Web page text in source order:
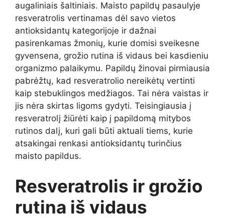
augaliniais šaltiniais. Maisto papildų pasaulyje
resveratrolis vertinamas dėl savo vietos
antioksidantų kategorijoje ir dažnai
pasirenkamas žmonių, kurie domisi sveikesne
gyvensena, grožio rutina iš vidaus bei kasdieniu
organizmo palaikymu. Papildų žinovai pirmiausia
pabrėžtų, kad resveratrolio nereikėtų vertinti
kaip stebuklingos medžiagos. Tai nėra vaistas ir
jis nėra skirtas ligoms gydyti. Teisingiausia į
resveratrolį žiūrėti kaip į papildomą mitybos
rutinos dalį, kuri gali būti aktuali tiems, kurie
atsakingai renkasi antioksidantų turinčius
maisto papildus.
Resveratrolis ir grožio
rutina iš vidaus